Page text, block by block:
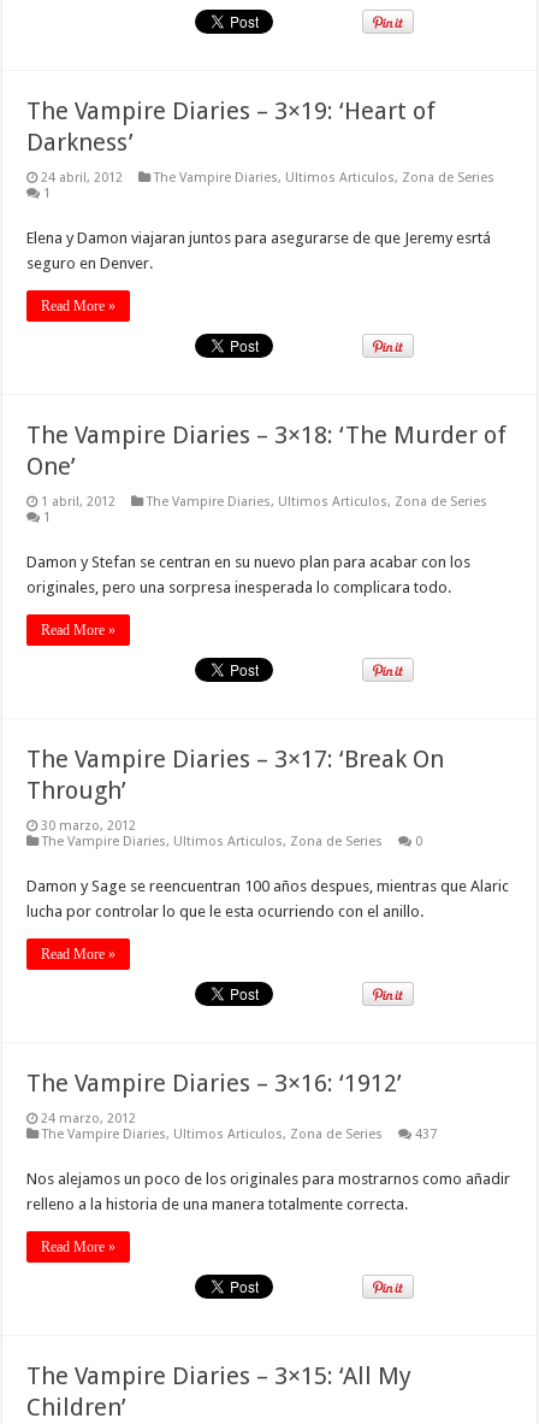
The Vampire Diaries – 3×19: ‘Heart of
Darkness’
24 abril, 2012 The Vampire Diaries, Ultimos Articulos, Zona de Series
1
Elena y Damon viajaran juntos para asegurarse de que Jeremy esrtá
seguro en Denver.
Read More »
The Vampire Diaries – 3×18: ‘The Murder of
One’
1 abril, 2012 The Vampire Diaries, Ultimos Articulos, Zona de Series
1
Damon y Stefan se centran en su nuevo plan para acabar con los
originales, pero una sorpresa inesperada lo complicara todo.
Read More »
The Vampire Diaries – 3×17: ‘Break On
Through’
30 marzo, 2012
The Vampire Diaries, Ultimos Articulos, Zona de Series 0
Damon y Sage se reencuentran 100 años despues, mientras que Alaric
lucha por controlar lo que le esta ocurriendo con el anillo.
Read More »
The Vampire Diaries – 3×16: ‘1912’
24 marzo, 2012
The Vampire Diaries, Ultimos Articulos, Zona de Series 437
Nos alejamos un poco de los originales para mostrarnos como añadir
relleno a la historia de una manera totalmente correcta.
Read More »
The Vampire Diaries – 3×15: ‘All My
Children’